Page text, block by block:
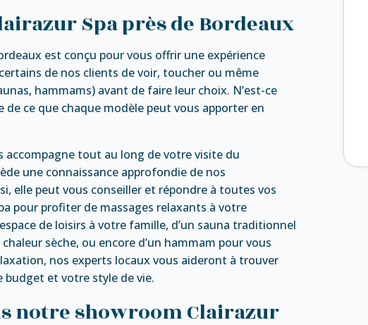
Spa près de Bordeaux
est conçu pour vous offrir une expérience
de nos clients de voir, toucher ou même
hammams) avant de faire leur choix. N’est-ce
de ce que chaque modèle peut vous apporter en
accompagne tout au long de votre visite du
une connaissance approfondie de nos
elle peut vous conseiller et répondre à toutes vos
pour profiter de massages relaxants à votre
de loisirs à votre famille, d’un sauna traditionnel
sèche, ou encore d’un hammam pour vous
nos experts locaux vous aideront à trouver
budget et votre style de vie.
notre showroom Clairazur